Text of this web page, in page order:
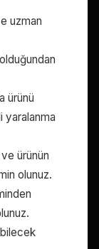
uzman
ürünü
yaralanma
ürünün
olunuz.